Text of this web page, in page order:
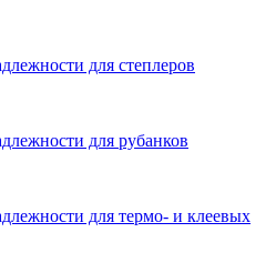
для степлеров
для рубанков
для термо- и клеевых